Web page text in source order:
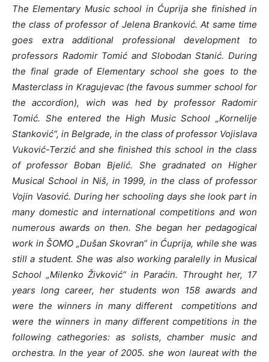
The Elementary Music school in Ćuprija she finished in
the class of professor of Jelena Branković. At same time
goes extra additional professional development to
professors Radomir Tomić and Slobodan Stanić. During
the final grade of Elementary school she goes to the
Masterclass in Kragujevac (the favous summer school for
the accordion), wich was hed by professor Radomir
Tomić. She entered the High Music School „Kornelije
Stanković“, in Belgrade, in the class of professor Vojislava
Vuković-Terzić and she finished this school in the class
of professor Boban Bjelić. She gradnated on Higher
Musical School in Niš, in 1999, in the class of professor
Vojin Vasović. During her schooling days she look part in
many domestic and international competitions and won
numerous awards on then. She began her pedagogical
work in ŠOMO „Dušan Skovran“ in Ćuprija, while she was
still a student. She was also working paralelly in Musical
School „Milenko Živković“ in Paraćin. Throught her, 17
years long career, her students won 158 awards and
were the winners in many different competitions and
were the winners in many different competitions in the
following cathegories: as solists, chamber music and
orchestra. In the year of 2005. she won laureat with the